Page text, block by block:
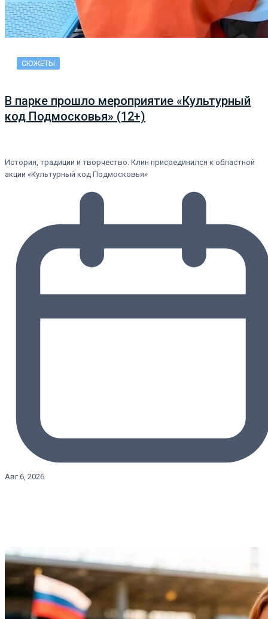
СЮЖЕТЫ
В парке прошло мероприятие «Культурный
код Подмосковья» (12+)
История, традиции и творчество. Клин присоединился к областной
акции «Культурный код Подмосковья»
Авг 6, 2026